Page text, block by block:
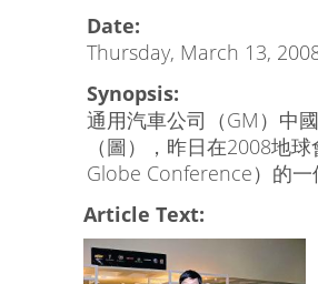
Date:
Thursday, March 13,
Synopsis:
通用汽車公司（GM）中
（圖），昨日在2008地
Globe Conference）的一
Article Text: